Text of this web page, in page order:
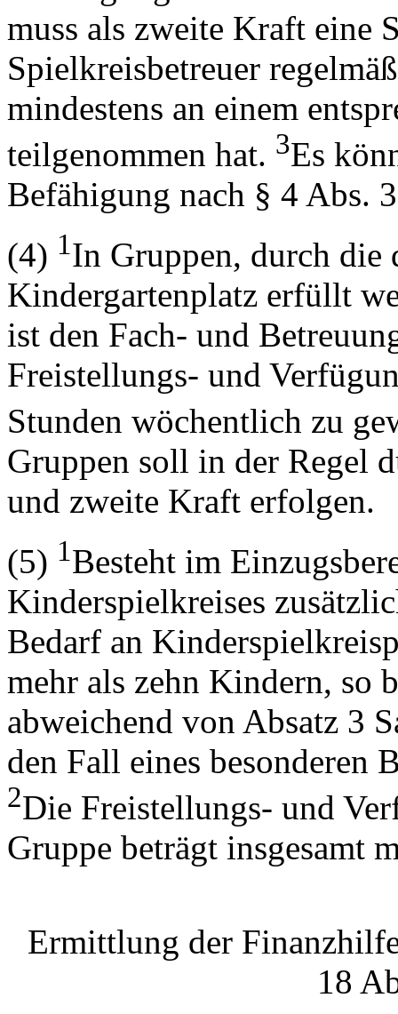
muss als zweite Kraft eine
Spielkreisbetreuer
mindestens an einem
teilgenommen hat. 3Es
Befähigung nach § 4 Abs.
(4) 1In Gruppen, durch die
Kindergartenplatz erfüllt
ist den Fach- und
Freistellungs- und
Stunden wöchentlich zu
Gruppen soll in der Regel
und zweite Kraft erfolgen.
(5) 1Besteht im
Kinderspielkreises
Bedarf an
mehr als zehn Kindern, so
abweichend von Absatz 3
den Fall eines besonderen
2Die Freistellungs- und
Gruppe beträgt insgesamt
Ermittlung der
18